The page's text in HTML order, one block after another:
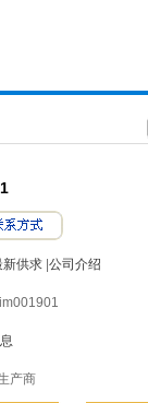
新供求 公司介绍
产商